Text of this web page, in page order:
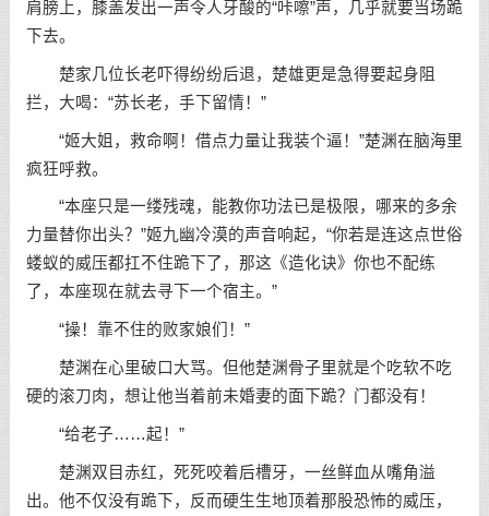
肩膀上，膝盖发出一声令人牙酸的“咔嚓”声，几乎就要当场跪
下去。
楚家几位长老吓得纷纷后退，楚雄更是急得要起身阻
拦，大喝：“苏长老，手下留情！”
“姬大姐，救命啊！借点力量让我装个逼！”楚渊在脑海里
疯狂呼救。
“本座只是一缕残魂，能教你功法已是极限，哪来的多余
力量替你出头？”姬九幽冷漠的声音响起，“你若是连这点世俗
蝼蚁的威压都扛不住跪下了，那这《造化诀》你也不配练
了，本座现在就去寻下一个宿主。”
“操！靠不住的败家娘们！”
楚渊在心里破口大骂。但他楚渊骨子里就是个吃软不吃
硬的滚刀肉，想让他当着前未婚妻的面下跪？门都没有！
“给老子……起！”
楚渊双目赤红，死死咬着后槽牙，一丝鲜血从嘴角溢
出。他不仅没有跪下，反而硬生生地顶着那股恐怖的威压，